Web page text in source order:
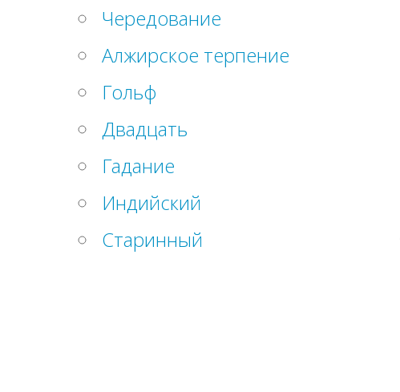
Чередование
Алжирское терпение
Гольф
Двадцать
Гадание
Индийский
Старинный